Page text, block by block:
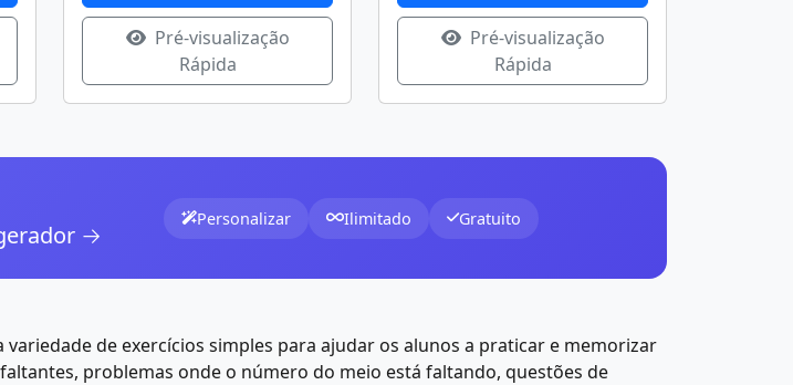
Pré-visualização
Rápida
Pré-visualização
Rápida
→
Personalizar Ilimitado Gratuito
de exercícios simples para ajudar os alunos a praticar e memorizar
problemas onde o número do meio está faltando, questões de